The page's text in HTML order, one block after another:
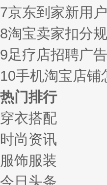
7京东到家新用
8淘宝卖家扣分
9足疗店招聘广
10手机淘宝店铺
热门排行
穿衣搭配
时尚资讯
服饰服装
今日头条